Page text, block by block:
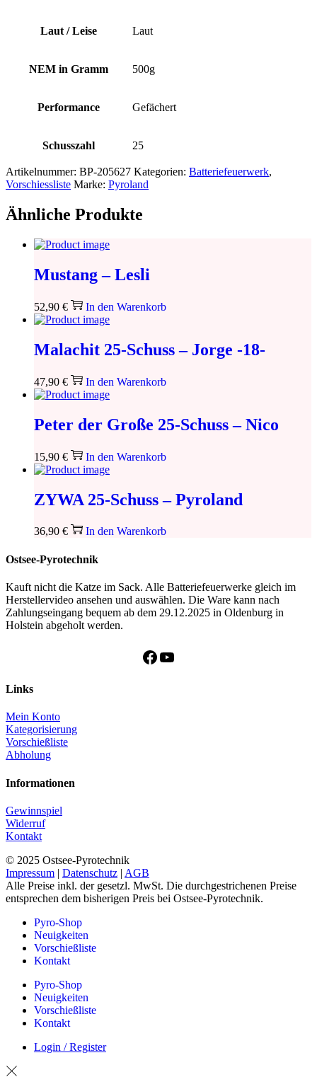
Laut / Leise Laut
NEM in Gramm 500g
Performance Gefächert
Schusszahl 25
Artikelnummer: BP-205627 Kategorien: Batteriefeuerwerk,
Vorschiessliste Marke: Pyroland
Ähnliche Produkte
Mustang – Lesli
52,90 € In den Warenkorb
Malachit 25-Schuss – Jorge -18-
47,90 € In den Warenkorb
Peter der Große 25-Schuss – Nico
15,90 € In den Warenkorb
ZYWA 25-Schuss – Pyroland
36,90 € In den Warenkorb
Ostsee-Pyrotechnik
Kauft nicht die Katze im Sack. Alle Batteriefeuerwerke gleich im
Herstellervideo ansehen und auswählen. Die Ware kann nach
Zahlungseingang bequem ab dem 29.12.2025 in Oldenburg in
Holstein abgeholt werden.
Facebook
YouTube
Links
Mein Konto
Kategorisierung
Vorschießliste
Abholung
Informationen
Gewinnspiel
Widerruf
Kontakt
© 2025 Ostsee-Pyrotechnik
Impressum | Datenschutz | AGB
Alle Preise inkl. der gesetzl. MwSt. Die durchgestrichenen Preise
entsprechen dem bisherigen Preis bei Ostsee-Pyrotechnik.
Pyro-Shop
Neuigkeiten
Vorschießliste
Kontakt
Pyro-Shop
Neuigkeiten
Vorschießliste
Kontakt
Login / Register